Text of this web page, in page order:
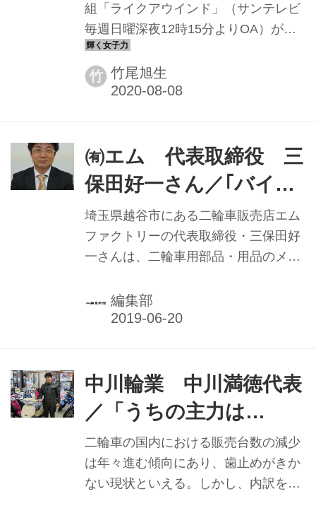
題企画も続々投入
組「ライクアウインド」（サンテレビ
毎週日曜深夜12時15分よりOA）が開
始から今年15年目となり、コロナ禍で
も元気にロケや取材を続行するなど、
バイクファンを毎週楽しませている。
現在も広くライダーに人気の様々なコ
ンテンツを次々に制作。快走続ける関
西発の老舗番組は来年で通算800回を
迎える──。
竹 竹尾旭生
㈲エム 代表取締役 三
保田好一さん／｢バイク
乗りの目線を大切に｣
埼玉県越谷市にある二輪車販売店エム
ファクトリーの代表取締役・三保田好
一さんは、二輪車用部品・用品のメー
界活動においては、販売店であり用品
メーカーでもある立場から、両者の橋
二輪車販売店。新車および中古車を取
り扱い、整備については原付車から競
技用車両のチューニングまで行ってい
る。 1989年創業のエムでは、ロード
レースやモトクロスといったレース活
動を原点として、オリジナルパーツの
編集部
中川輪業 中川満徳代表
／「うちの主力は
50cc」
二輪車の国内における販売台数の減少
は年々進む傾向にあり、歯止めがきか
ない現状といえる。しかし、内訳をみ